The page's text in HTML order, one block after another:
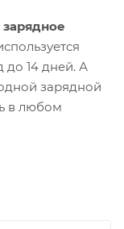
до 14 дней. А
зарядной
в любом